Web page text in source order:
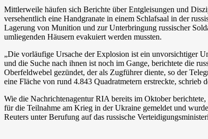
Mittlerweile häufen sich Berichte über Entgleisungen und
versehentlich eine Handgranate in einem Schlafsaal in der
Lagerung von Munition und zur Unterbringung russischer
umliegenden Häusern evakuiert werden mussten.
„Die vorläufige Ursache der Explosion ist ein unvorsichtiger
und die Suche nach ihnen ist noch im Gange, berichtete die
Oberfeldwebel gezündet, der als Zugführer diente, so der
eine Fläche von rund 4.843 Quadratmetern erstreckte, schrieb
Wie die Nachrichtenagentur RIA bereits im Oktober
für die Teilnahme am Krieg in der Ukraine gemeldet und
Reuters unter Berufung auf das russische